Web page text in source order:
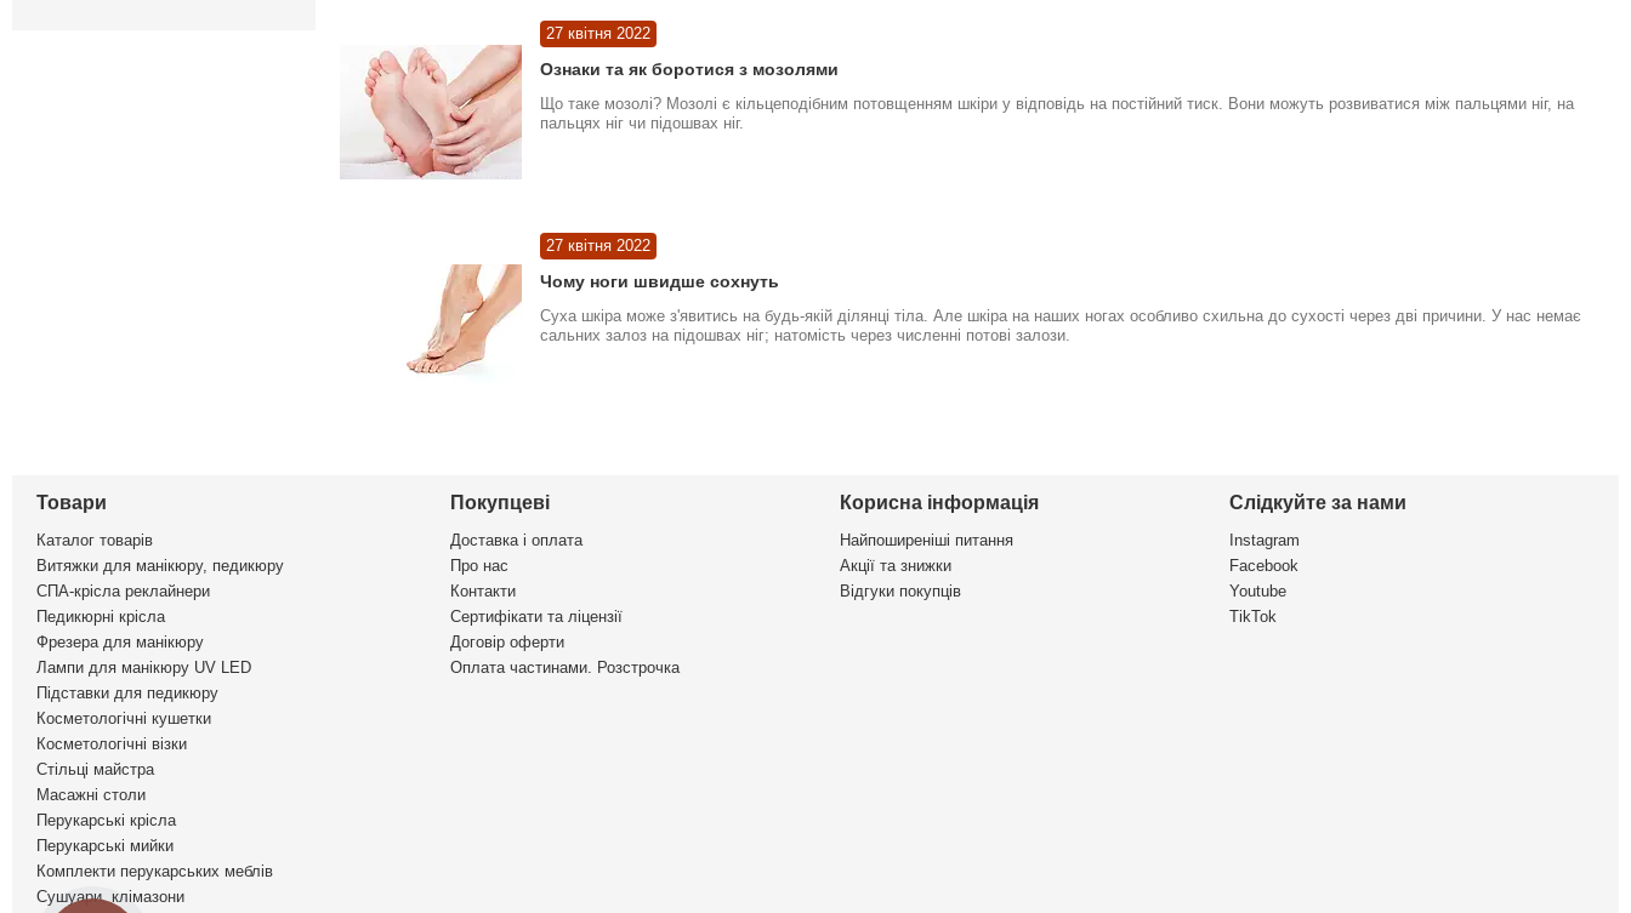
27 квітня 2022
Ознаки та як боротися з мозолями
Що таке мозолі? Мозолі є кільцеподібним потовщенням шкіри у відповідь на постійний тиск. Вони можуть розвиватися між пальцями ніг, на
пальцях ніг чи підошвах ніг.
27 квітня 2022
Чому ноги швидше сохнуть
Суха шкіра може з'явитись на будь-якій ділянці тіла. Але шкіра на наших ногах особливо схильна до сухості через дві причини. У нас немає
сальних залоз на підошвах ніг; натомість через численні потові залози.
Товари
Каталог товарів
Витяжки для манікюру, педикюру
СПА-крісла реклайнери
Педикюрні крісла
Фрезера для манікюру
Лампи для манікюру UV LED
Підставки для педикюру
Косметологічні кушетки
Косметологічні візки
Стільці майстра
Масажні столи
Перукарські крісла
Перукарські мийки
Комплекти перукарських меблів
Сушуари, клімазони
Покупцеві
Доставка і оплата
Про нас
Контакти
Сертифікати та ліцензії
Договір оферти
Оплата частинами. Розстрочка
Корисна інформація
Найпоширеніші питання
Акції та знижки
Відгуки покупців
Слідкуйте за нами
Instagram
Facebook
Youtube
TikTok